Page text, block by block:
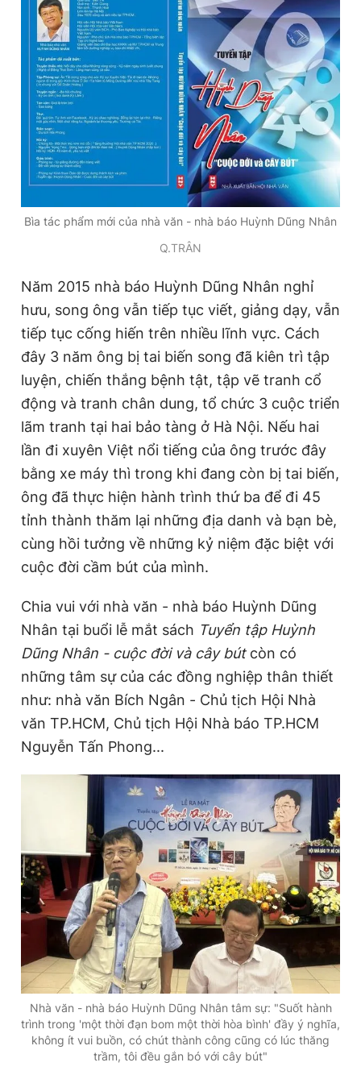
Bìa tác phẩm mới của nhà văn - nhà báo Huỳnh Dũng Nhân
Q.TRÂN
Năm 2015 nhà báo Huỳnh Dũng Nhân nghỉ
hưu, song ông vẫn tiếp tục viết, giảng dạy, vẫn
tiếp tục cống hiến trên nhiều lĩnh vực. Cách
đây 3 năm ông bị tai biến song đã kiên trì tập
luyện, chiến thắng bệnh tật, tập vẽ tranh cổ
động và tranh chân dung, tổ chức 3 cuộc triển
lãm tranh tại hai bảo tàng ở Hà Nội. Nếu hai
lần đi xuyên Việt nổi tiếng của ông trước đây
bằng xe máy thì trong khi đang còn bị tai biến,
ông đã thực hiện hành trình thứ ba để đi 45
tỉnh thành thăm lại những địa danh và bạn bè,
cùng hồi tưởng về những kỷ niệm đặc biệt với
cuộc đời cầm bút của mình.
Chia vui với nhà văn - nhà báo Huỳnh Dũng
Nhân tại buổi lễ mắt sách Tuyển tập Huỳnh
Dũng Nhân - cuộc đời và cây bút còn có
những tâm sự của các đồng nghiệp thân thiết
như: nhà văn Bích Ngân - Chủ tịch Hội Nhà
văn TP.HCM, Chủ tịch Hội Nhà báo TP.HCM
Nguyễn Tấn Phong...
Nhà văn - nhà báo Huỳnh Dũng Nhân tâm sự: "Suốt hành
trình trong 'một thời đạn bom một thời hòa bình' đầy ý nghĩa,
không ít vui buồn, có chút thành công cũng có lúc thăng
trầm, tôi đều gắn bó với cây bút"